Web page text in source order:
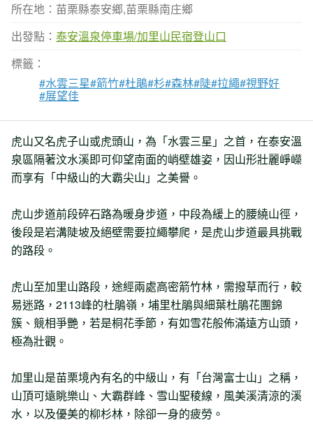
所在地：苗栗縣泰安鄉,苗栗縣南庄鄉
出發點： 泰安溫泉停車場/加里山民宿登山口
標籤：
#水雲三星#箭竹#杜鵑#杉#森林#陡#拉繩#視野好
#展望佳
虎山又名虎子山或虎頭山，為「水雲三星」之首，在泰安溫
泉區隔著汶水溪即可仰望南面的峭壁雄姿，因山形壯麗崢嶸
而享有「中級山的大霸尖山」之美譽。
虎山步道前段碎石路為暖身步道，中段為緩上的腰繞山徑，
後段是岩溝陡坡及絕壁需要拉繩攀爬，是虎山步道最具挑戰
的路段。
虎山至加里山路段，途經兩處高密箭竹林，需撥草而行，較
易迷路，2113峰的杜鵑嶺，埔里杜鵑與細葉杜鵑花團錦
簇、競相爭艷，若是桐花季節，有如雪花般佈滿遠方山頭，
極為壯觀。
加里山是苗栗境內有名的中級山，有「台灣富士山」之稱，
山頂可遠眺樂山、大霸群峰、雪山聖稜線，風美溪清涼的溪
水，以及優美的柳杉林，除卻一身的疲勞。